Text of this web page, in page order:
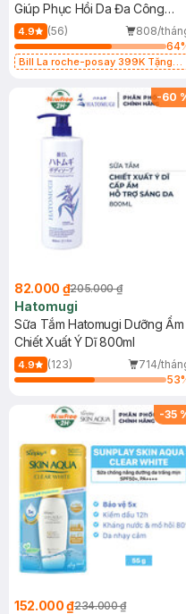
Giúp Phục Hồi Da Đa Công
Dụng 40ml
4.9 (56)
808/
64
Bill La roche-posay 399K Tặng
(SL có hạn)
-60
82.000 ₫205.000 ₫
Hatomugi
Sữa Tắm Hatomugi Dưỡng Ẩm
Chiết Xuất Ý Dĩ 800ml
4.9 (123)
714/
53
-35
152.000 ₫234.000 ₫